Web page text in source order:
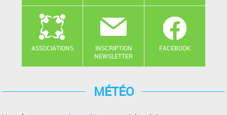
ASSOCIATIONS
INSCRIPTION
NEWSLETTER
FACEBOOK
MÉTÉO